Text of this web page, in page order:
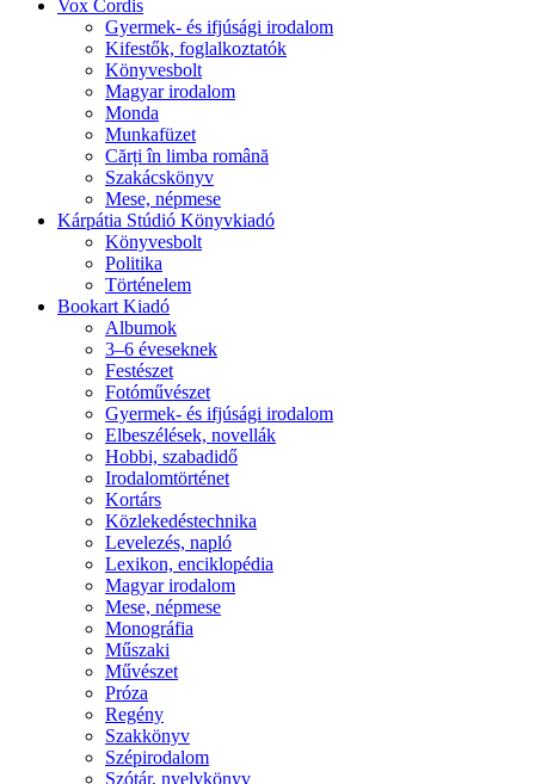
Vox Cordis
Gyermek- és ifjúsági irodalom
Kifestők, foglalkoztatók
Könyvesbolt
Magyar irodalom
Monda
Munkafüzet
Cărți în limba română
Szakácskönyv
Mese, népmese
Kárpátia Stúdió Könyvkiadó
Könyvesbolt
Politika
Történelem
Bookart Kiadó
Albumok
3–6 éveseknek
Festészet
Fotóművészet
Gyermek- és ifjúsági irodalom
Elbeszélések, novellák
Hobbi, szabadidő
Irodalomtörténet
Kortárs
Közlekedéstechnika
Levelezés, napló
Lexikon, enciklopédia
Magyar irodalom
Mese, népmese
Monográfia
Műszaki
Művészet
Próza
Regény
Szakkönyv
Szépirodalom
Szótár, nyelvkönyv